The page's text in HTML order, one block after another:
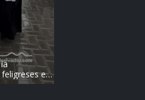
en
del
/